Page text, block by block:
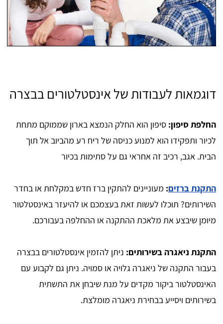
דוגמאות לעבודות של אינסטלטורים בבצרה
החלפת סיפון: סיפון הוא החלק הנמצא בארון שממוקם מתחת
לכיור ותפקידו הוא למנוע כניסה של ריח רע מהביוב אל תוך
הבית. אגב, רכיב זה אחראי גם על סתימות בכיור
התקנת ברזים: מעוניינים להתקין ברז חדש במקלחת או בחדר
השירותים? תוכלו לעשות זאת בעצמכם או להיעזר באינסטלטור
מיומן שיבצע את מלאכת ההתקנה או ההחלפה בעבורכם.
התקנת ניאגרה בשירותים: ניתן להזמין אינסטלטורים בבצרה
בעבור התקנה של ניאגרה גלויה או סמויה. ניתן גם לקבוע עם
האינסטלטור ביקור מקדים על מנת שיבחן את התשתית
בשירותים ויסייע בבחירת ניאגרה מומלצת.